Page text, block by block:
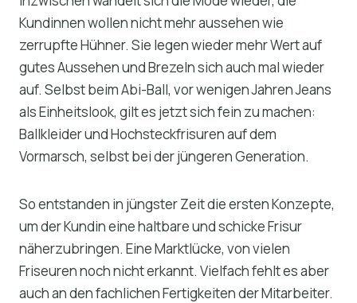
Kundinnen wollen nicht mehr aussehen wie
zerrupfte Hühner. Sie legen wieder mehr Wert auf
gutes Aussehen und Brezeln sich auch mal wieder
auf. Selbst beim Abi-Ball, vor wenigen Jahren Jeans
als Einheitslook, gilt es jetzt sich fein zu machen:
Ballkleider und Hochsteckfrisuren auf dem
Vormarsch, selbst bei der jüngeren Generation.
So entstanden in jüngster Zeit die ersten Konzepte,
um der Kundin eine haltbare und schicke Frisur
näherzubringen. Eine Marktlücke, von vielen
Friseuren noch nicht erkannt. Vielfach fehlt es aber
auch an den fachlichen Fertigkeiten der Mitarbeiter.